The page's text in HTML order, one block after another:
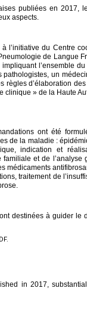
publiées en 2017,
aspects.
l’initiative du Centre
de Langue
l’ensemble
un
règles d’élaboration
» de la Haute
ont été
de la maladie :
indication et
et de
médicaments
traitement de
destinées à guider le
in 2017,